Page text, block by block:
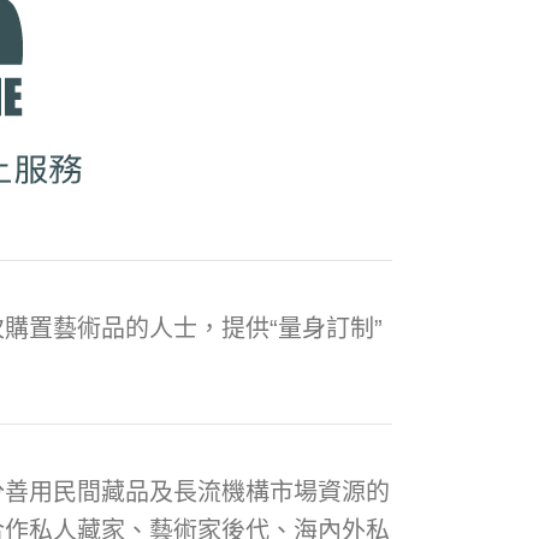
置藝術品的人士，提供“量身訂制”
用民間藏品及長流機構市場資源的
私人藏家、藝術家後代、海內外私